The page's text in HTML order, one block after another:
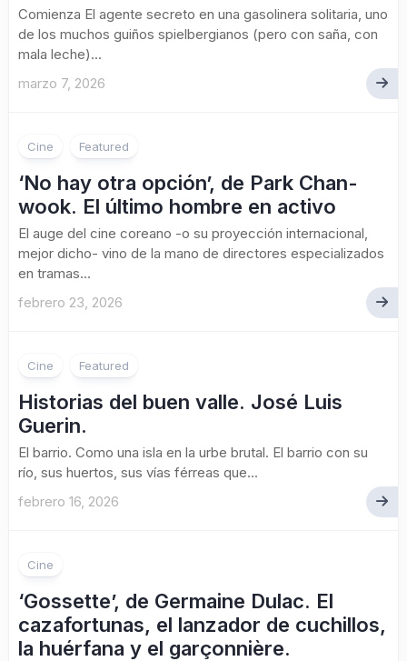
Comienza El agente secreto en una gasolinera solitaria, uno
de los muchos guiños spielbergianos (pero con saña, con
mala leche)...
marzo 7, 2026
Cine Featured
‘No hay otra opción’, de Park Chan-
wook. El último hombre en activo
El auge del cine coreano -o su proyección internacional,
mejor dicho- vino de la mano de directores especializados
en tramas...
febrero 23, 2026
Cine Featured
Historias del buen valle. José Luis
Guerin.
El barrio. Como una isla en la urbe brutal. El barrio con su
río, sus huertos, sus vías férreas que...
febrero 16, 2026
Cine
‘Gossette’, de Germaine Dulac. El
cazafortunas, el lanzador de cuchillos,
la huérfana y el garçonnière.